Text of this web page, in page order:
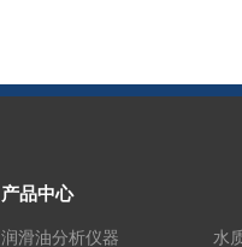
产品中心
润滑油分析仪器 水